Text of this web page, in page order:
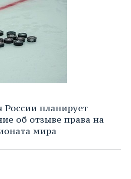
планирует
об отзыве права на
мира